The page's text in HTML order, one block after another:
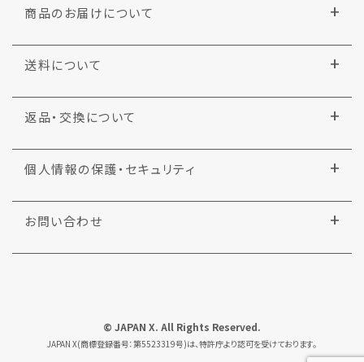
商品のお届けについて
送料について
返品・交換について
個人情報の保護・セキュリティ
お問い合わせ
© JAPAN X. All Rights Reserved.
JAPAN X(商標登録番号：第5523319号)は、特許庁より認可を受けております。